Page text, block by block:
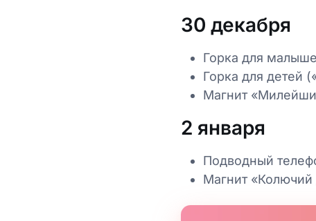
30 декабря
Горка для
Горка для детей
Магнит
2 января
Подводный
Магнит «Колючий